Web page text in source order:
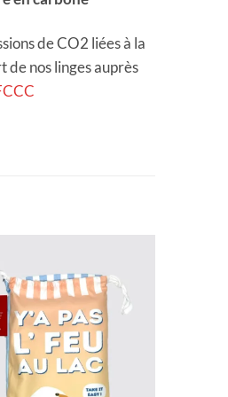
de CO2 liées à la
nos linges auprès